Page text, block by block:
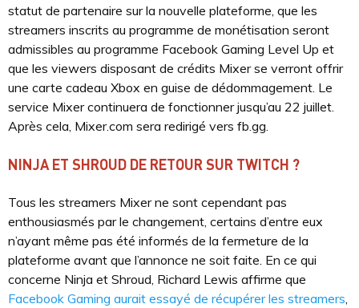
statut de partenaire sur la nouvelle plateforme, que les
streamers inscrits au programme de monétisation seront
admissibles au programme Facebook Gaming Level Up et
que les viewers disposant de crédits Mixer se verront offrir
une carte cadeau Xbox en guise de dédommagement. Le
service Mixer continuera de fonctionner jusqu’au 22 juillet.
Après cela, Mixer.com sera redirigé vers fb.gg.
NINJA ET SHROUD DE RETOUR SUR TWITCH ?
Tous les streamers Mixer ne sont cependant pas
enthousiasmés par le changement, certains d’entre eux
n’ayant même pas été informés de la fermeture de la
plateforme avant que l’annonce ne soit faite. En ce qui
concerne Ninja et Shroud, Richard Lewis affirme que
Facebook Gaming aurait essayé de récupérer les streamers,